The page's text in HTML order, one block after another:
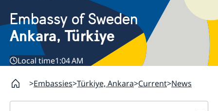
Embassy of Sweden
Ankara, Türkiye
Local time1:04 AM
Embassies Türkiye, Ankara Current News